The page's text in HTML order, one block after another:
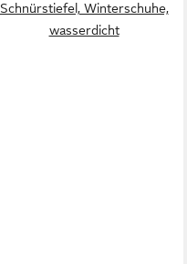
Schnürstiefel, Winterschuhe,
wasserdicht